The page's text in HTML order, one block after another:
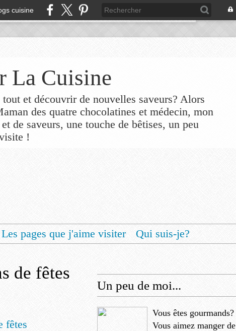
cuisine
La Cuisine
et découvrir de nouvelles saveurs? Alors
des quatre chocolatines et médecin, mon
de saveurs, une touche de bêtises, un peu
!
Les pages que j'aime visiter
Qui suis-je?
de fêtes
Un peu de moi...
Vous êtes gourmands?
Vous aimez manger de